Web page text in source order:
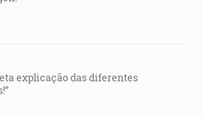
explicação das diferentes